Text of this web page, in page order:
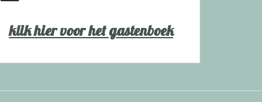
klik hier voor het gastenboek